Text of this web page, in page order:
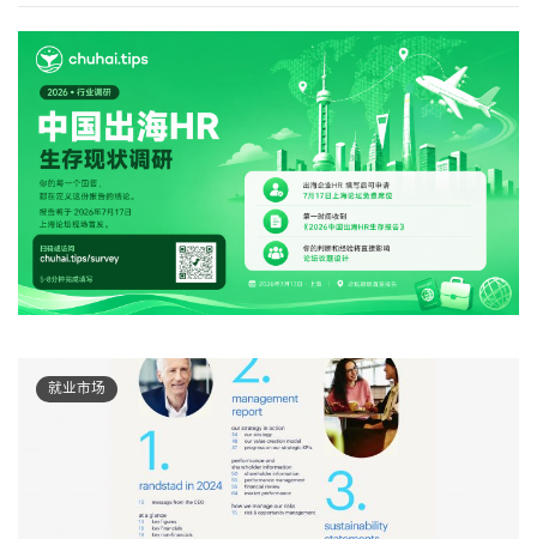
效至关重要。随着 AI 系统普及，对高质量人才数据的需求也越来越
高。 例如，Galileo 是一款直接接入 Lightcast 数据的 AI 工具。你可
以上传10位员工的姓名、职位、简历和会议记录，让 Galileo 进行能
力评估、对比与基准分析。这一功能可用于绩效管理、发展辅导、
岗位设计与招聘决策。 Josh 本人还尝试过让 Galileo 分析过去 6 个月
的公司会议数据，它能自动识别出员工姓名、技能强项与弱项，有
些甚至是他自己之前未曾意识到的。 更重要的是，这只是冰山一
角。通过这些数据+AI，企业可以： 智能筛选候选人 分析薪酬与外
部趋势对比 进行绩效分析与技能对标 而这一切，都可以通过像
Seekout、Galileo、Eightfold 等 AI 系统实现，进入“对话式分析”新时
代。 最新动态：Lightcast 为何收购 Rhetorik？ 作为行业巨头，
Lightcast 最近收购了数据采集公司 Rhetorik。这不仅增强了其人才画
像数据源，还标志着其正式进军营销与销售数据市场。 目前
Lightcast 已覆盖三大市场：企业、教育与政府。此次收购将： 丰富
能建模、薪酬基准、职业路径等方面的领先地位 借助现有数据科学
团队，Lightcast 有望在多个市场领域实现倍增式增长。 AI 正在加速
这个市场的演进 Josh 在播客中指出，AI 工具如 Galileo、Microsoft
Copilot 等，让每位 HR 或管理者都能轻松使用这些复杂的数据系
统。 你不再需要编写报告或查询数据库，只需提问，系统即可给出
有洞察力的答案。 Lightcast 也正是意识到 AI 驱动的市场机会，才
会加快产品布局，以巩固其市场领先地位。
约 8%，员工人数增长 4%，看起来只是略微提高了效率，不像贝尼
奥夫所言那样夸张。 所以，这些承诺确实在未来几年内会兑现，但
当前企业级落地仍有 1–2 年的开发周期。 例如上周，我在中东与一
家大型航空公司会面，他们的 HR 团队刚开始做流程再造。虽然愿
景逐渐明朗，但他们意识到所需产品目前尚未到位。他们正在做设
计，并寻找合适的 AI 解决方案。 这就是为什么我认为大部分企业
的 AI 转型将主要依赖内部构建，并联动供应商。我们已无法再用
“买 Workday 然后启动”的方式实现自动化——AI agent 将高度可配
置，公司必须清晰知道自己需要什么。 它会来……但现在还根本没
到那一步。 第二，每一个 AI Agent 都创造了大量新工作 例如我们
Galileo 的 Agent 已有超过 4,000 人启用，它们发现自己有更多“新工
作”需要做（如数据查找、流程清理等），因为那些重复、枯燥的工
消失，你也不会扔掉扫帚。它只是让你吹叶子的速度快了 10 倍，但
接下来你还得收拾、打包、放上路边回收。现在回收公司获得了更
多叶子，你还可以修剪灌木（另一个机器人岗位），电吹风公司也
赚更多钱。 换句话说，自动化一个任务，会推动我们从事更高价值
的事情；越来越多时间会被用于管理这些工具（学习 prompt、找到
高质量数据、不断迭代、培训、确保安全）。 本周我看到一个新的
AI 工具，它做 FP&A（财务、预算、计划与管理），每家公司都需
要这种工具。旧系统人工处理简直是噩梦。这个新系统将其财务、
对招聘市场的不确定性，ZipRecruiter 在 2024 年加速产品创新，包
括： 推出ZipIntro：提升雇主与候选人的互动效率。 升级简历数据
库：优化AI匹配，提高精准度。 收购Breakroom：进入雇主评价市
场，提升品牌影响力。 CEO Ian Siegel 表示：“尽管招聘市场经历挑
战，我们仍然坚持产品创新与市场优化，并在求职者端获得了更多
市场份额。随着经济回暖，我们相信ZipRecruiter能够抢占更多增长
机会。” 2025年展望：市场回暖仍存不确定性 Q1 2025 财务指引：预
计营收1.07亿至1.11亿美元，虽然环比下降2%，但相比2023年和
2024年同期13%和10%的降幅，市场趋稳信号更加明显。 招聘市场
复苏迹象：美国NFIB小企业信心指数在2024年12月达到2018年以来
最高水平，且雇主账户重新激活率上升，表明招聘市场可能触底反
弹。 投资者担忧盈利能力，股价短期承压 尽管ZipRecruiter的管理层
司连续两个季度营收下降，市场关注招聘市场复苏速度，以及
ZipRecruiter是否能在企业招聘需求回暖前保持足够的财务韧性。 分
析师认为，ZipRecruiter 2025年的关键挑战在于： 如何加速企业端增
长，提升付费雇主数量。 如何通过AI优化提高用户转化率，提升营
场仍在观望ZipRecruiter的业务调整效果，短期内股价可能继续面临
压力，但如果招聘市场在下半年复苏，ZipRecruiter有望迎来估值修
司预计全年收入将达3.56万亿日元（约合231.7亿美元），未来增长
将主要依赖美国市场的招聘趋势。 日本东京，2025 年 2 月 12 日
—— 全球领先的人力资源科技与招聘服务公司 Recruit
Holdings（TYO: 6098） 公布 2024 财年第三季度（截至 2024 年 12
月 31 日）的财务业绩。公司本季度 营收同比增长 3.5%，达 8,969
亿日元（约 58.3 亿美元），其中 HR 科技业务增长 13.3%，成为推
动整体增长的核心动力。公司营业利润同比增长 28.2%，调整后
EBITDA 增长 13.5%，表现稳健。 财务摘要（2024 财年 Q3 对比
2023 财年 Q3） 本季度，全球招聘市场趋稳，美国劳动力市场回
暖，日本招聘需求持续增长，欧洲市场相对疲软，但公司整体业绩
依然稳步提升。 营收：8,969 亿日元（58.3 亿美元），同比增长
3.5% 营业利润：1,396 亿日元（9.1 亿美元），同比增长 28.2% 归属
于母公司股东的净利润：1,190 亿日元（7.7 亿美元），同比增长
尽管欧洲市场的招聘需求下滑，但美国市场趋于稳定，日本市场招
聘需求强劲，为公司营收增长提供了有力支撑。 各业务板块表现
HR 科技业务——增长 13.3%，成为主要增长引擎 营收：2,754 亿日
元（17.9 亿美元），同比增长 13.3% 日本市场：增长 66.9% 美国市
的强劲增长 主要受业务整合、市场需求增加和数字招聘工具普及推
动，实现 66.9% 的显著增长。 匹配与解决方案业务——微幅下降
就业市场